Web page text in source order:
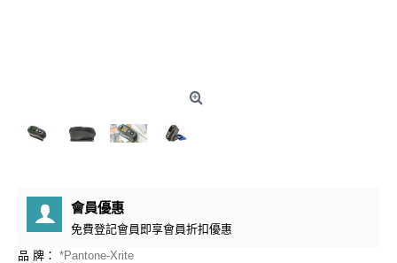
會員優惠
免費登記會員即享會員折扣優惠
品 牌： *Pantone-Xrite